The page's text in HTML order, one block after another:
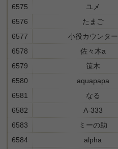
6575
ユメ
6576
たまご
6577
小役カウンター
6578
佐々木a
6579
笹木
6580
aquapapa
6581
なる
6582
A-333
6583
ミーの助
6584
alpha